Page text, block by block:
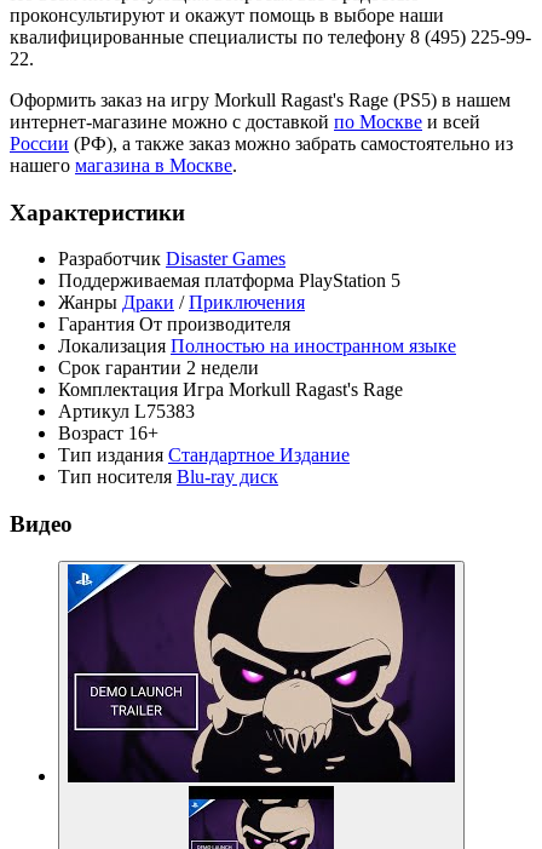
проконсультируют и окажут помощь в выборе наши
квалифицированные специалисты по телефону 8 (495) 225-99-
22.
Оформить заказ на игру Morkull Ragast's Rage (PS5) в нашем
интернет-магазине можно с доставкой по Москве и всей
России (РФ), а также заказ можно забрать самостоятельно из
нашего магазина в Москве.
Характеристики
Разработчик Disaster Games
Поддерживаемая платформа PlayStation 5
Жанры Драки /Приключения
Гарантия От производителя
Локализация Полностью на иностранном языке
Срок гарантии 2 недели
Комплектация Игра Morkull Ragast's Rage
Артикул L75383
Возраст 16+
Тип издания Стандартное Издание
Тип носителя Blu-ray диск
Видео